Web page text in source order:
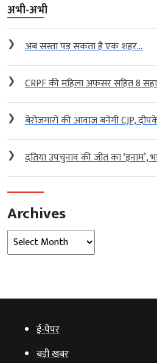
अभी-अभी
❯ अब सस्ता पड़ सकता है एक शहर...
❯ CRPF की महिला अफसर सहित 8
❯ बेरोजगारों की आवाज बनेगी CJP,
❯ दतिया उपचुनाव की जीत का ‘इनाम’,
Archives
Archives
ई‑पेपर
बड़ी खबर